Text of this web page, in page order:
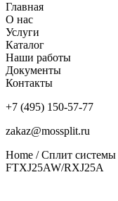
Главная
О нас
Услуги
Каталог
Наши работы
Документы
Контакты
+7 (495) 150-57-77
zakaz@mossplit.ru
Home /Сплит системы
FTXJ25AW/RXJ25A